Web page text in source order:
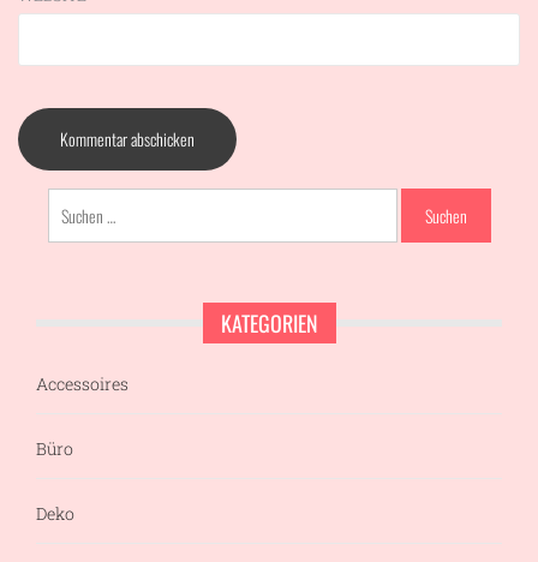
Suchen
nach:
KATEGORIEN
Accessoires
Büro
Deko